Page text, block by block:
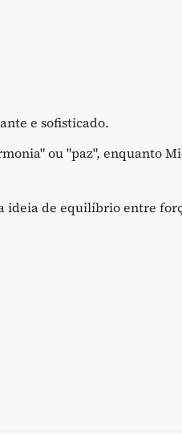
e sofisticado.
ou "paz", enquanto
ideia de equilíbrio entre